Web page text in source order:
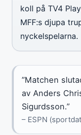
koll på TV4
MFF:s djupa
nyckelspelarna.
”Matchen
av Anders
Sigurdsson.”
– ESPN